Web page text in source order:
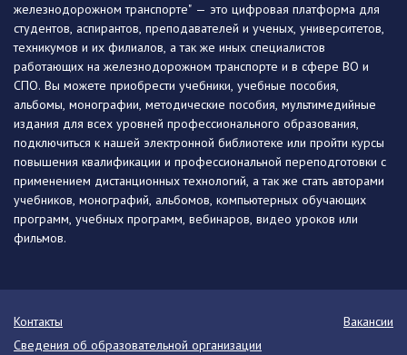
железнодорожном транспорте" — это цифровая платформа для
студентов, аспирантов, преподавателей и ученых, университетов,
техникумов и их филиалов, а так же иных специалистов
работающих на железнодорожном транспорте и в сфере ВО и
СПО. Вы можете приобрести учебники, учебные пособия,
альбомы, монографии, методические пособия, мультимедийные
издания для всех уровней профессионального образования,
подключиться к нашей электронной библиотеке или пройти курсы
повышения квалификации и профессиональной переподготовки с
применением дистанционных технологий, а так же стать авторами
учебников, монографий, альбомов, компьютерных обучающих
программ, учебных программ, вебинаров, видео уроков или
фильмов.
Контакты
Вакансии
Сведения об образовательной организации